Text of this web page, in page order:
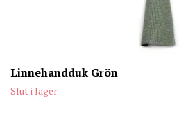
Linnehandduk Grön
Slut i lager